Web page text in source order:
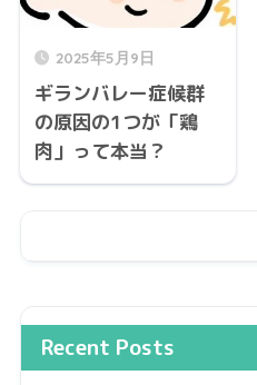
2025年5月9日
ギランバレー症候群
の原因の1つが「鶏
肉」って本当？
Recent Posts